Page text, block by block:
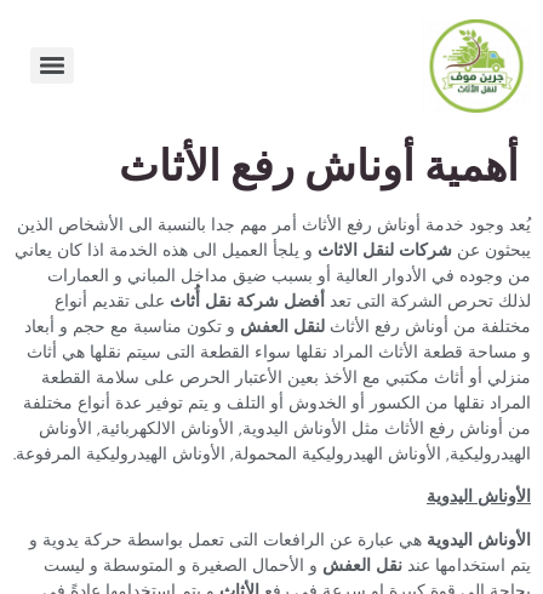
أهمية أوناش رفع الأثاث
يُعد وجود خدمة أوناش رفع الأثاث أمر مهم جدا بالنسبة الى الأشخاص الذين
يبحثون عن شركات لنقل الاثاث و يلجأ العميل الى هذه الخدمة اذا كان يعاني
من وجوده في الأدوار العالية أو بسبب ضيق مداخل المباني و العمارات
لذلك تحرص الشركة التى تعد أفضل شركة نقل أُثاث على تقديم أنواع
مختلفة من أوناش رفع الأثاث لنقل العفش و تكون مناسبة مع حجم و أبعاد
و مساحة قطعة الأثاث المراد نقلها سواء القطعة التى سيتم نقلها هي أثاث
منزلي أو أثاث مكتبي مع الأخذ بعين الأعتبار الحرص على سلامة القطعة
المراد نقلها من الكسور أو الخدوش أو التلف و يتم توفير عدة أنواع مختلفة
من أوناش رفع الأثاث مثل الأوناش اليدوية, الأوناش الالكهربائية, الأوناش
الهيدروليكية, الأوناش الهيدروليكية المحمولة, الأوناش الهيدروليكية المرفوعة.
الأوناش اليدوية
الأوناش اليدوية هي عبارة عن الرافعات التى تعمل بواسطة حركة يدوية و
يتم استخدامها عند نقل العفش و الأحمال الصغيرة و المتوسطة و ليست